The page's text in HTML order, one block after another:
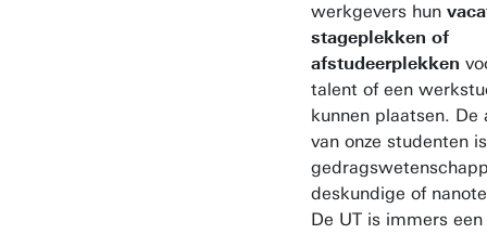
werkgevers hun
stageplekken of
afstudeerplekken
talent of een
kunnen plaatsen. De
van onze studenten
deskundige of
De UT is immers